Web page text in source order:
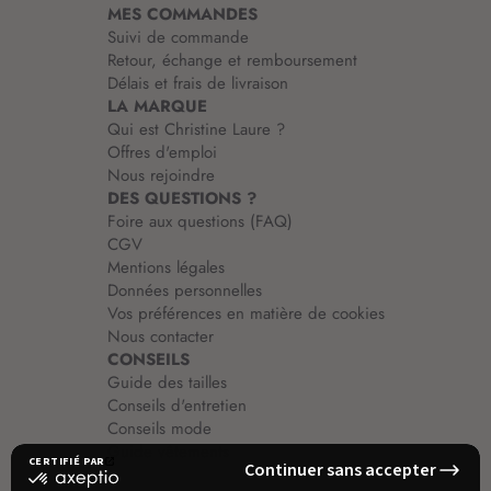
MES COMMANDES
Suivi de commande
Retour, échange et remboursement
Délais et frais de livraison
LA MARQUE
Qui est Christine Laure ?
Offres d'emploi
Nous rejoindre
DES QUESTIONS ?
Foire aux questions (FAQ)
CGV
Mentions légales
Données personnelles
Vos préférences en matière de cookies
Nous contacter
CONSEILS
Guide des tailles
Conseils d'entretien
Conseils mode
Guide vêtements